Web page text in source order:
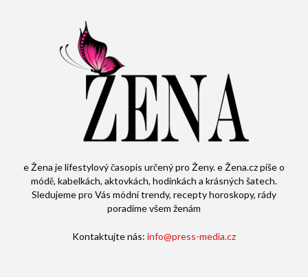
e Žena je lifestylový časopis určený pro Ženy. e Žena.cz píše o
módě, kabelkách, aktovkách, hodinkách a krásných šatech.
Sledujeme pro Vás módní trendy, recepty horoskopy, rády
poradíme všem ženám
Kontaktujte nás: info@press-media.cz